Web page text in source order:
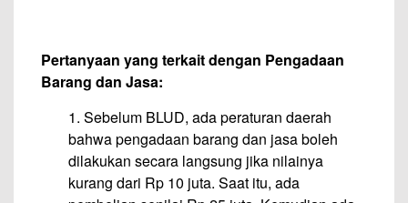
Pertanyaan yang terkait dengan Pengadaan
Barang dan Jasa:
1. Sebelum BLUD, ada peraturan daerah
bahwa pengadaan barang dan jasa boleh
dilakukan secara langsung jika nilainya
kurang dari Rp 10 juta. Saat itu, ada